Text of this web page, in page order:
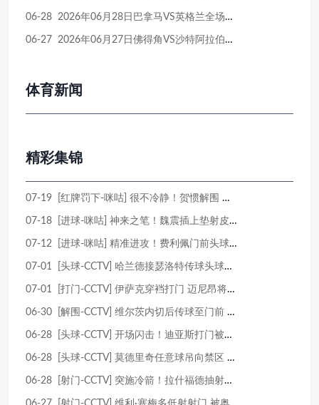
06-28 2026年06月28日巴拿马VS英格兰全场比赛录像回放
06-27 2026年06月27日佛得角VS沙特阿拉伯全场比赛录像回放
体育新闻
精彩集锦
07-19 [红牌罚下-咪咕] 很不冷静！贺惯解围 加布里埃尔亮鞋钉染红
07-18 [进球-咪咕] 神来之笔！魏震插上垫射皮球击中立柱弹入网窝
07-12 [进球-咪咕] 精准进攻！费利佩门前头球被扑 随后补射破门
07-01 [头球-CCTV] 哈兰德接瑟洛特传球头球射门 被门将没收
07-01 [打门-CCTV] 伊萨克穿裆打门 迈尼昂将球没收
06-30 [解围-CCTV] 维尔茨内切后传球至门前 卡纳莱极限解围
06-28 [头球-CCTV] 开场闪击！迪亚斯打门被挡 科尔多瓦头球顶高
06-28 [头球-CCTV] 莫德里奇任意球吊向禁区 蓬格拉契奇头球射门顶高
06-28 [射门-CCTV] 突施冷箭！拉什福德抽射近角被门将扑出